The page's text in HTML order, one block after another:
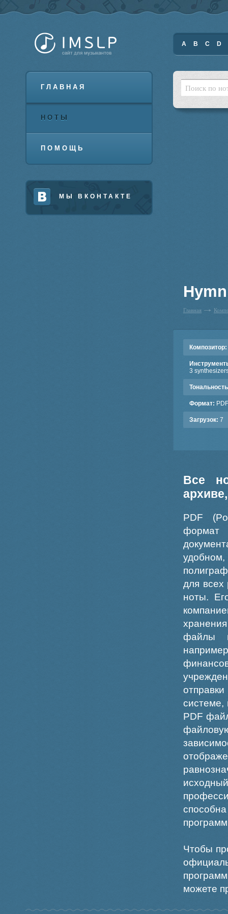
ГЛАВНАЯ
НОТЫ
ПОМОЩЬ
МЫ ВКОНТАКТЕ
A B C D
Главная
Композитор:
3
Формат: PDF
Загрузок: 7
Все
PDF
формат
для всех
ноты.
файлы
системе,
PDF
Чтобы
можете